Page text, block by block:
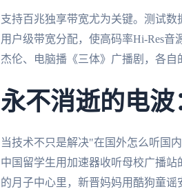
支持百兆独享带宽尤为关键。测试
用户级带宽分配，使高码率Hi-Res
杰伦、电脑播《三体》广播剧，各自
永不消逝的电
当技术不只是解决"在国外怎么听国
中国留学生用加速器收听母校广播
的月子中心里，新晋妈妈用酷狗童谣